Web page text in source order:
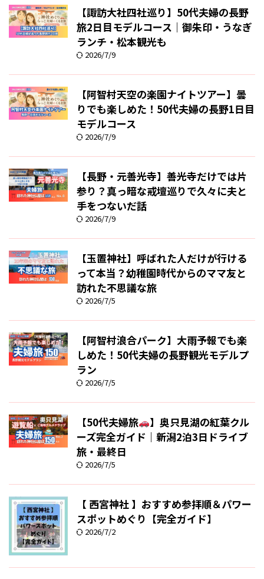
【諏訪大社四社巡り】50代夫婦の長野
旅2日目モデルコース｜御朱印・うなぎ
ランチ・松本観光も
2026/7/9
【阿智村天空の楽園ナイトツアー】曇
りでも楽しめた！50代夫婦の長野1日目
モデルコース
2026/7/9
【長野・元善光寺】善光寺だけでは片
参り？真っ暗な戒壇巡りで久々に夫と
手をつないだ話
2026/7/9
【玉置神社】呼ばれた人だけが行ける
って本当？幼稚園時代からのママ友と
訪れた不思議な旅
2026/7/5
【阿智村浪合パーク】大雨予報でも楽
しめた！50代夫婦の長野観光モデルプ
ラン
2026/7/5
【50代夫婦旅
】奥只見湖の紅葉クル
ーズ完全ガイド｜新潟2泊3日ドライブ
旅・最終日
2026/7/5
【 西宮神社 】おすすめ参拝順＆パワー
スポットめぐり【完全ガイド】
2026/7/2